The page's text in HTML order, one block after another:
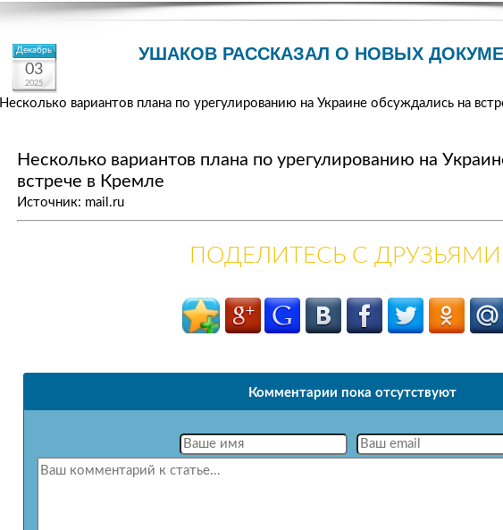
Декабрь
03
2025
УШАКОВ РАССКАЗАЛ О НОВЫХ
Несколько вариантов плана по урегулированию на Украине обсуждались на
Несколько вариантов плана по урегулированию на
встрече в Кремле
Источник: mail.ru
ПОДЕЛИТЕСЬ С ДРУЗЬЯМИ
Комментарии пока отсутствуют